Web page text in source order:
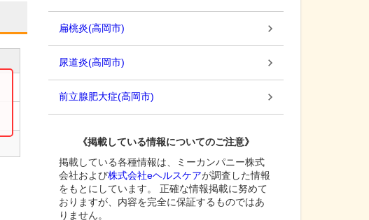
扁桃炎(高岡市)
尿道炎(高岡市)
前立腺肥大症(高岡市)
《掲載している情報についてのご注意》
掲載している各種情報は、ミーカンパニー株式
会社および株式会社eヘルスケアが調査した情報
をもとにしています。 正確な情報掲載に努めて
おりますが、内容を完全に保証するものではあ
りません。